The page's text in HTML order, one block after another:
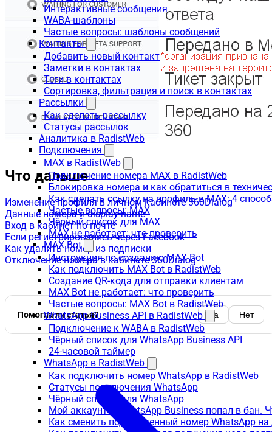
Интерактивные сообщения
WABA-шаблоны
Частые вопросы: шаблоны сообщений
Контакты
Добавить новый контакт
Заметки в контактах
Теги в контактах
Сортировка, фильтрация и поиск в контактах
Рассылки
Как сделать рассылку
Статусы рассылок
Аналитика в RadistWeb
Подключения
MAX в RadistWeb
Подключение номера MAX в RadistWeb
Блокировка номера и как обратиться в
Как сделать ссылку на профиль в MAX: 4
Частые вопросы: MAX
Чёрный список для MAX
MAX не работает: что проверить
MAX Bot
Инструкция по созданию MAX Bot
Как подключить MAX Bot в RadistWeb
Создание QR-кода для отправки клиентам
MAX Bot не работает: что проверить
Частые вопросы: MAX Bot в RadistWeb
WhatsApp Business API в RadistWeb
Подключение к WABA в RadistWeb
Чёрный список для WhatsApp Business API
24-часовой таймер
WhatsApp в RadistWeb
Как подключить номер WhatsApp в RadistWeb
Статусы подключения WhatsApp
Чёрный список для WhatsApp
Мой аккаунт в WhatsApp Business попал в бан.
Как сменить подключенный номер WhatsApp на
Что дальше
Изменение профиля в личном кабинете 360Dialog
Данные номера и display name
Вход в кабинет по почте
Если регистрировались через Facebook
Как удалить номер из подписки
Отключение номера в кабинете 360Dialog
Помогла ли статья? Да Нет